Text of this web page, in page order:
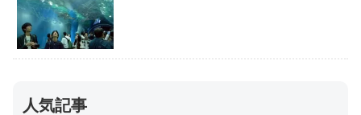
人気記事